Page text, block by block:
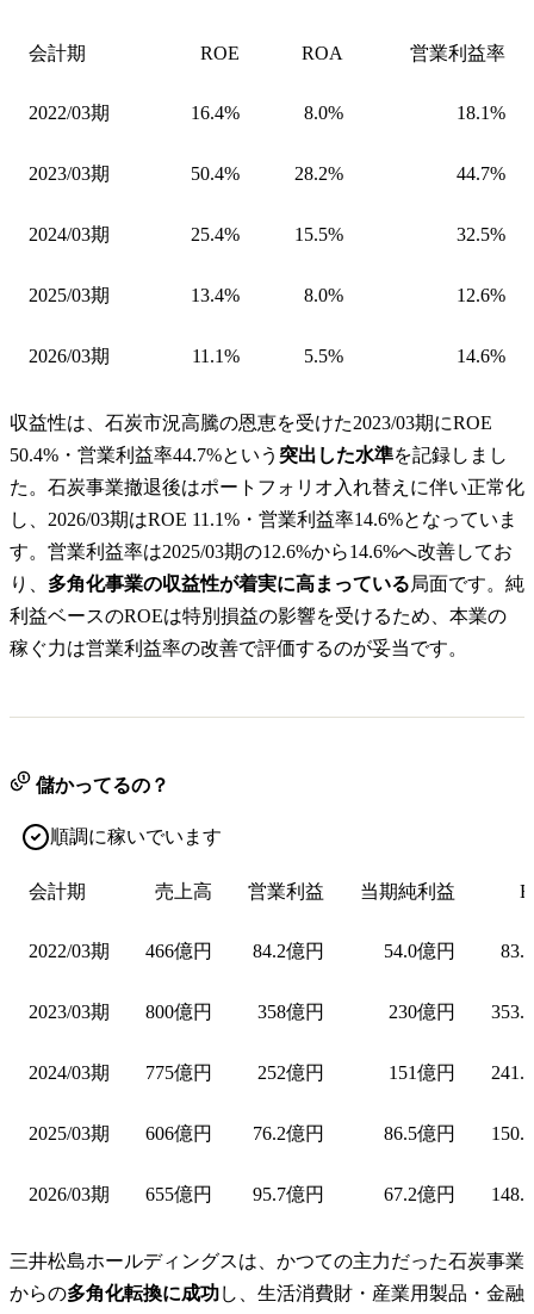
会計期 ROE ROA 営業利益率
2022/03期 16.4% 8.0% 18.1%
2023/03期 50.4% 28.2% 44.7%
2024/03期 25.4% 15.5% 32.5%
2025/03期 13.4% 8.0% 12.6%
2026/03期 11.1% 5.5% 14.6%
収益性は、石炭市況高騰の恩恵を受けた2023/03期にROE
50.4%・営業利益率44.7%という 突出した水準を記録しまし
た。石炭事業撤退後はポートフォリオ入れ替えに伴い正常化
し、2026/03期はROE 11.1%・営業利益率14.6%となっていま
す。営業利益率は2025/03期の12.6%から14.6%へ改善してお
り、 多角化事業の収益性が着実に高まっている局面です。純
利益ベースのROEは特別損益の影響を受けるため、本業の
稼ぐ力は営業利益率の改善で評価するのが妥当です。
儲かってるの？
順調に稼いでいます
会計期 売上高 営業利益 当期純利益
2022/03期 466億円 84.2億円 54.0億円
2023/03期 800億円 358億円 230億円
2024/03期 775億円 252億円 151億円
2025/03期 606億円 76.2億円 86.5億円
2026/03期 655億円 95.7億円 67.2億円
三井松島ホールディングスは、かつての主力だった石炭事業
からの多角化転換に成功し、生活消費財・産業用製品・金融